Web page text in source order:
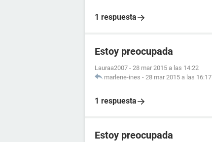
1 respuesta
Estoy preocupada
Lauraa2007 - 28 mar 2015 a las 14:22
marlene-ines - 28 mar 2015 a las 16:17
1 respuesta
Estoy preocupada